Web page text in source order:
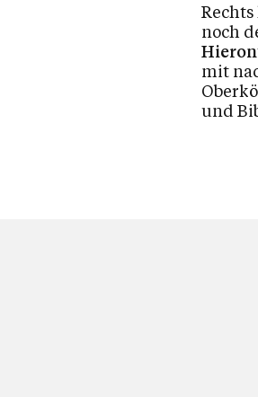
Gremien und Arbeitskreise
noch
mit
und